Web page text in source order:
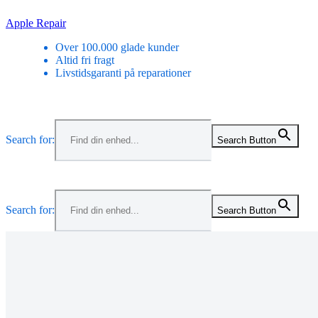
Skip
Apple Repair
Over 100.000 glade kunder
Altid fri fragt
Livstidsgaranti på reparationer
Search for: Search Button
Search for: Search Button